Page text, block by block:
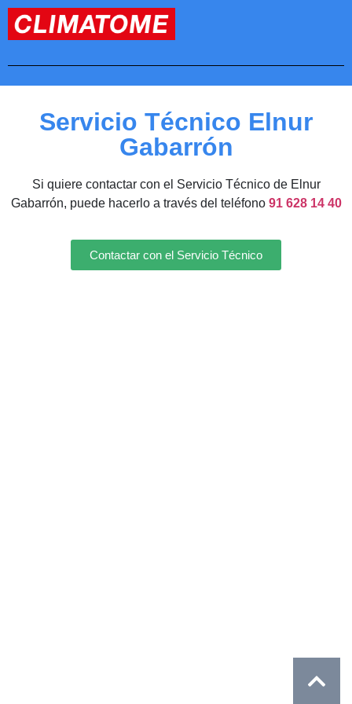
Servicio Técnico Elnur
Gabarrón
Si quiere contactar con el Servicio Técnico de Elnur
Gabarrón, puede hacerlo a través del teléfono 91 628 14 40
Contactar con el Servicio Técnico